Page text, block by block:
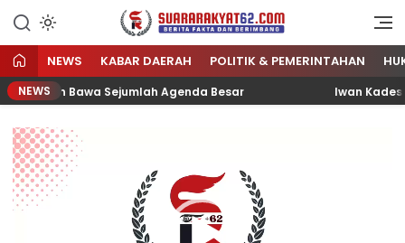
Suararakyat62.com
Sumber Referensi Terpercaya
NEWS KABAR DAERAH POLITIK & PEMERINTAHAN
NEWS
Bawa Sejumlah Agenda Besar Iwan Kades